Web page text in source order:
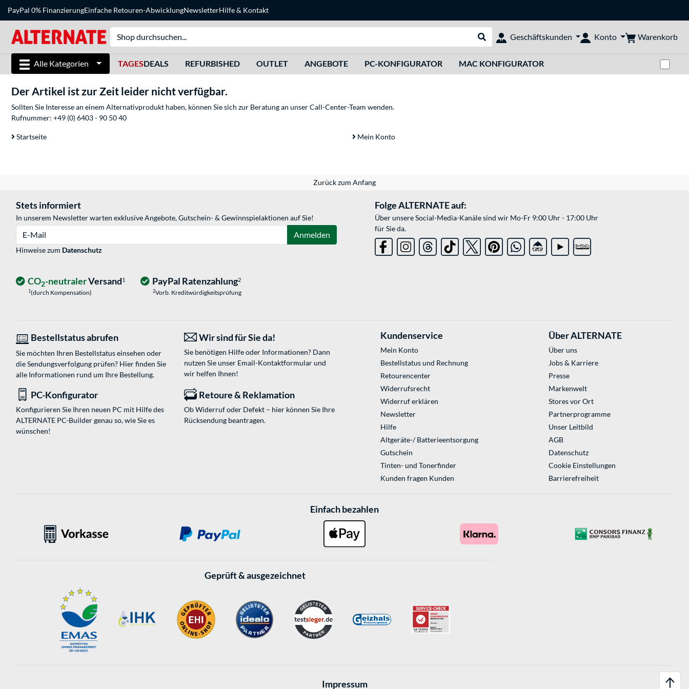
PayPal 0% FinanzierungEinfache Retouren-AbwicklungNewsletterHilfe& Kontakt
Suche durchführen
Geschäftskunden Konto Warenkorb
Alle Kategorien TAGESDEALS REFURBISHED OUTLET ANGEBOTE PC-KONFIGURATOR MAC KONFIGURATOR
Der Artikel ist zur Zeit leider nicht verfügbar.
Sollten Sie Interesse an einem Alternativprodukt haben, können Sie sich zur Beratung an unser Call-Center-Team wenden.
Rufnummer: +49 (0) 6403 - 90 50 40
Startseite Mein Konto
Zurück zum Anfang
Stets informiert
In unserem Newsletter warten exklusive Angebote, Gutschein- & Gewinnspielaktionen auf Sie!
Anmelden
Hinweise zum Datenschutz
Folge ALTERNATE auf:
Über unsere Social-Media-Kanäle sind wir Mo-Fr 9:00 Uhr - 17:00 Uhr
für Sie da.
CO2-neutralerVersand1
1(durch Kompensation)
PayPal Ratenzahlung2
2Vorb. Kreditwürdigkeitsprüfung
Bestellstatus abrufen
Sie möchten Ihren Bestellstatus einsehen oder
die Sendungsverfolgung prüfen? Hier finden Sie
alle Informationen rund um Ihre Bestellung.
Wir sind für Sie da!
Sie benötigen Hilfe oder Informationen? Dann
nutzen Sie unser Email-Kontaktformularund
wir helfen Ihnen!
PC-Konfigurator
Konfigurieren Sie Ihren neuen PC mit Hilfe des
ALTERNATE PC-Builder genau so, wie Sie es
wünschen!
Retoure & Reklamation
Ob Widerruf oder Defekt – hier können Sie Ihre
Rücksendung beantragen.
Kundenservice
Mein Konto
Bestellstatus und Rechnung
Retourencenter
Widerrufsrecht
Widerruf erklären
Newsletter
Hilfe
Altgeräte-/ Batterieentsorgung
Gutschein
Tinten- und Tonerfinder
Kunden fragen Kunden
Über ALTERNATE
Über uns
Jobs & Karriere
Presse
Markenwelt
Stores vor Ort
Partnerprogramme
Unser Leitbild
AGB
Datenschutz
Cookie Einstellungen
Barrierefreiheit
Einfach bezahlen
Geprüft & ausgezeichnet
Impressum